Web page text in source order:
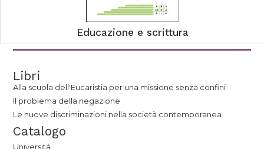
Educazione e scrittura
Libri
Alla scuola dell'Eucaristia per una missione senza confini
Il problema della negazione
Le nuove discriminazioni nella società contemporanea
Catalogo
Università